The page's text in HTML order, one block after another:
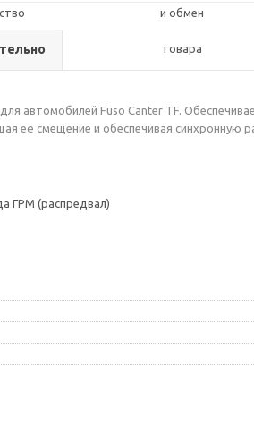
автомобилей Fuso Canter TF.
её смещение и обеспечивая
ГРМ (распредвал)